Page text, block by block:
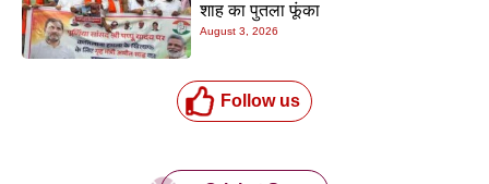
शाह का पुतला फूंका
August 3, 2026
Follow us